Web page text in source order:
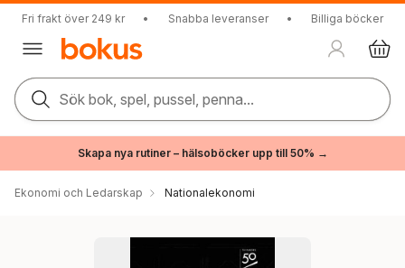
Fri frakt över 249 kr • Snabba leveranser • Billiga böcker
Sök bok, spel, pussel, penna...
Skapa nya rutiner – hälsoböcker upp till 50% →
Ekonomi och Ledarskap Nationalekonomi